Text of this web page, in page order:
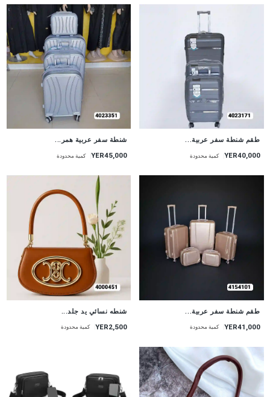
طقم شنطة سفر عربية...
YER40,000 كمية محدودة
شنطة سفر عربية همر...
YER45,000 كمية محدودة
طقم شنطة سفر عربية...
YER41,000 كمية محدودة
شنطه نسائي يد جلد...
YER2,500 كمية محدودة